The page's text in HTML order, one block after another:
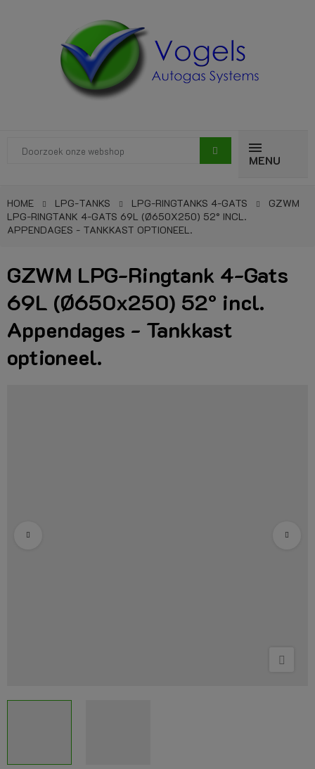
MENU
HOME LPG-TANKS LPG-RINGTANKS 4-GATS
GZWM
LPG-RINGTANK 4-GATS 69L (Ø650X250) 52° INCL.
APPENDAGES - TANKKAST OPTIONEEL.
GZWM LPG-Ringtank 4-Gats
69L (Ø650x250) 52° incl.
Appendages - Tankkast
optioneel.